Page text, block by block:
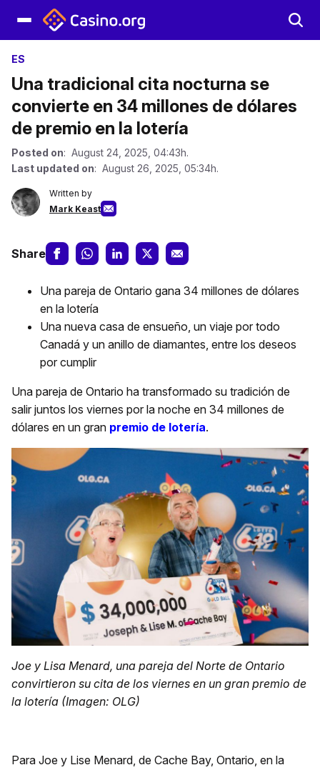
ES
Una tradicional cita nocturna se
convierte en 34 millones de dólares
de premio en la lotería
Posted on: August 24, 2025, 04:43h.
Last updated on: August 26, 2025, 05:34h.
Written by
Mark Keast
Share
Una pareja de Ontario gana 34 millones de dólares
en la lotería
Una nueva casa de ensueño, un viaje por todo
Canadá y un anillo de diamantes, entre los deseos
por cumplir
Una pareja de Ontario ha transformado su tradición de
salir juntos los viernes por la noche en 34 millones de
dólares en un gran premio de lotería.
Joe y Lisa Menard, una pareja del Norte de Ontario
convirtieron su cita de los viernes en un gran premio de
la lotería (Imagen: OLG)
Para Joe y Lise Menard, de Cache Bay, Ontario, en la